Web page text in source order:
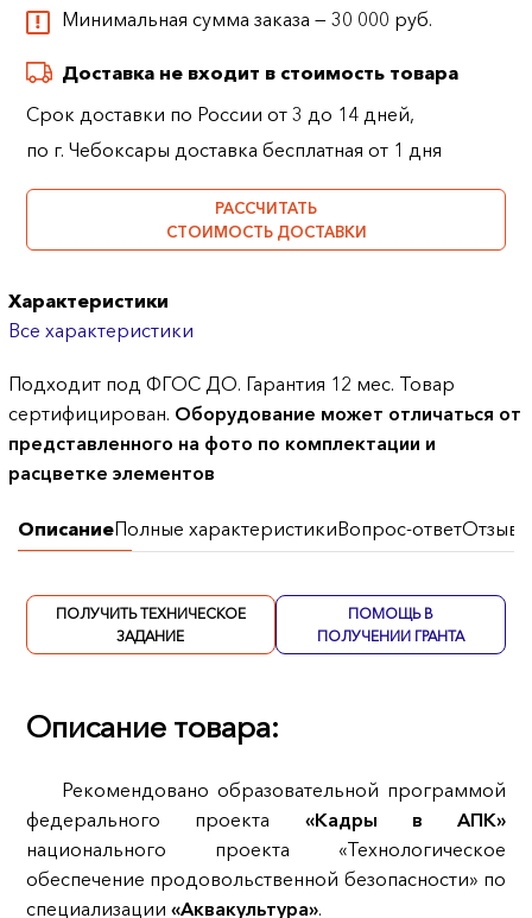
Минимальная сумма заказа — 30 000 руб.
Доставка не входит в стоимость товара
Срок доставки по России от 3 до 14 дней,
по г. Чебоксары доставка бесплатная от 1 дня
РАССЧИТАТЬ
СТОИМОСТЬ ДОСТАВКИ
Характеристики
Все характеристики
Подходит под ФГОС ДО. Гарантия 12 мес. Товар
сертифицирован. Оборудование может отличаться от
представленного на фото по комплектации и
расцветке элементов
ОписаниеПолные характеристикиВопрос-ответОтзывы
ПОЛУЧИТЬ ТЕХНИЧЕСКОЕ
ЗАДАНИЕ
ПОМОЩЬ В
ПОЛУЧЕНИИ ГРАНТА
Описание товара:
Рекомендовано образовательной программой
федерального проекта «Кадры в АПК»
национального проекта «Технологическое
обеспечение продовольственной безопасности» по
специализации «Аквакультура».